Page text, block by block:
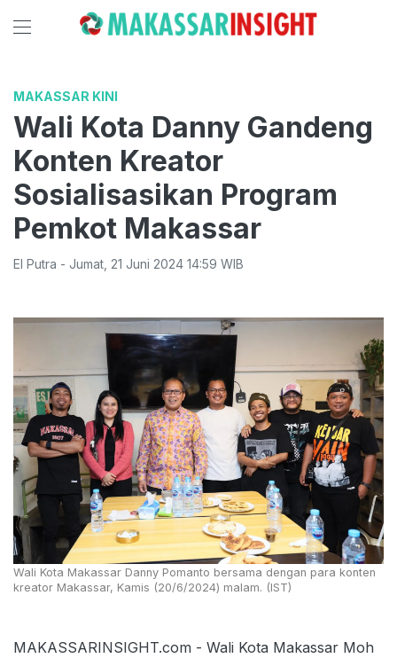
MAKASSAR KINI
Wali Kota Danny Gandeng
Konten Kreator
Sosialisasikan Program
Pemkot Makassar
El Putra - Jumat 21 Juni 2024 14:59 WIB
Wali Kota Makassar Danny Pomanto bersama dengan para konten
kreator Makassar, Kamis (20/6/2024) malam. (IST)
MAKASSARINSIGHT.com - Wali Kota Makassar Moh